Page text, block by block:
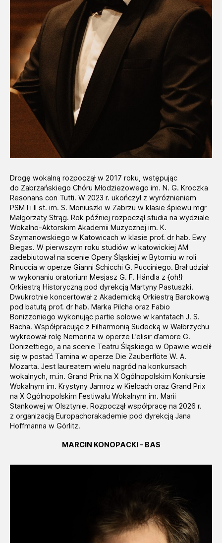
Drogę wokalną rozpoczął w 2017 roku, wstępując
do Zabrzańskiego Chóru Młodzieżowego im. N. G. Kroczka
Resonans con Tutti. W 2023 r. ukończył z wyróżnieniem
PSM I i II st. im. S. Moniuszki w Zabrzu w klasie śpiewu mgr
Małgorzaty Strąg. Rok później rozpoczął studia na wydziale
Wokalno-Aktorskim Akademii Muzycznej im. K.
Szymanowskiego w Katowicach w klasie prof. dr hab. Ewy
Biegas. W pierwszym roku studiów w katowickiej AM
zadebiutował na scenie Opery Śląskiej w Bytomiu w roli
Rinuccia w operze Gianni Schicchi G. Pucciniego. Brał udział
w wykonaniu oratorium Mesjasz G. F. Händla z {oh!}
Orkiestrą Historyczną pod dyrekcją Martyny Pastuszki.
Dwukrotnie koncertował z Akademicką Orkiestrą Barokową
pod batutą prof. dr hab. Marka Pilcha oraz Fabio
Bonizzoniego wykonując partie solowe w kantatach J. S.
Bacha. Współpracując z Filharmonią Sudecką w Wałbrzychu
wykreował rolę Nemorina w operze L’elisir d’amore G.
Donizettiego, a na scenie Teatru Śląskiego w Opawie wcielił
się w postać Tamina w operze Die Zauberflöte W. A.
Mozarta. Jest laureatem wielu nagród na konkursach
wokalnych, m.in. Grand Prix na X Ogólnopolskim Konkursie
Wokalnym im. Krystyny Jamroz w Kielcach oraz Grand Prix
na X Ogólnopolskim Festiwalu Wokalnym im. Marii
Stankowej w Olsztynie. Rozpoczął współpracę na 2026 r.
z organizacją Europachorakademie pod dyrekcją Jana
Hoffmanna w Görlitz.
MARCIN KONOPACKI – BAS